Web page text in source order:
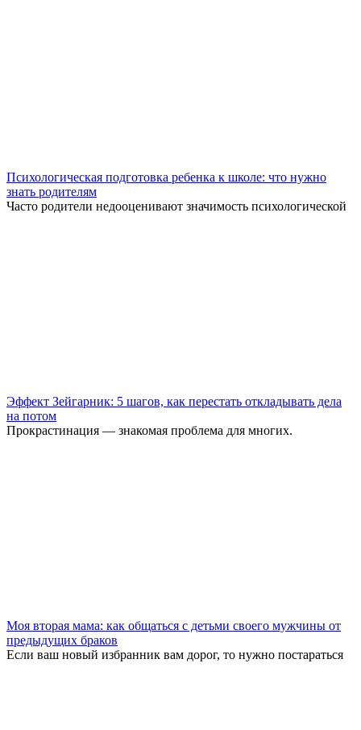
Психологическая подготовка ребенка к школе: что нужно
знать родителям
Часто родители недооценивают значимость психологической
Эффект Зейгарник: 5 шагов, как перестать откладывать дела
на потом
Прокрастинация — знакомая проблема для многих.
Моя вторая мама: как общаться с детьми своего мужчины от
предыдущих браков
Если ваш новый избранник вам дорог, то нужно постараться